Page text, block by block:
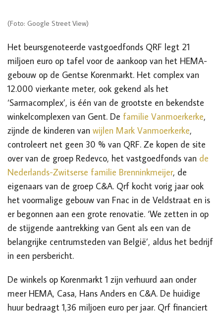
(Foto: Google Street View)
Het beursgenoteerde vastgoedfonds QRF legt 21
miljoen euro op tafel voor de aankoop van het HEMA-
gebouw op de Gentse Korenmarkt. Het complex van
12.000 vierkante meter, ook gekend als het
‘Sarmacomplex’, is één van de grootste en bekendste
winkelcomplexen van Gent. De familie Vanmoerkerke,
zijnde de kinderen van wijlen Mark Vanmoerkerke,
controleert net geen 30 % van QRF. Ze kopen de site
over van de groep Redevco, het vastgoedfonds van de
Nederlands-Zwitserse familie Brenninkmeijer, de
eigenaars van de groep C&A. Qrf kocht vorig jaar ook
het voormalige gebouw van Fnac in de Veldstraat en is
er begonnen aan een grote renovatie. ‘We zetten in op
de stijgende aantrekking van Gent als een van de
belangrijke centrumsteden van België’, aldus het bedrijf
in een persbericht.
De winkels op Korenmarkt 1 zijn verhuurd aan onder
meer HEMA, Casa, Hans Anders en C&A. De huidige
huur bedraagt 1,36 miljoen euro per jaar. Qrf financiert